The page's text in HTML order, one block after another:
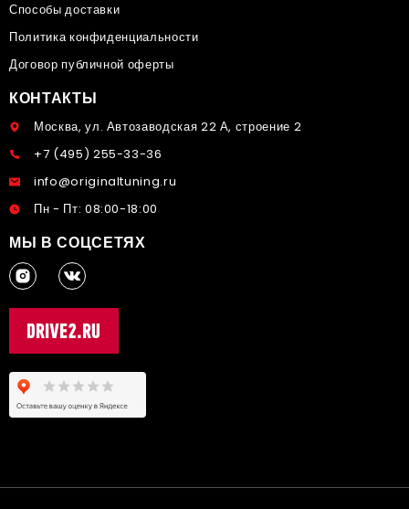
Способы доставки
Политика конфиденциальности
Договор публичной оферты
КОНТАКТЫ
Москва, ул. Автозаводская 22 А, строение 2
+7 (495) 255-33-36
info@originaltuning.ru
Пн - Пт: 08:00-18:00
МЫ В СОЦСЕТЯХ